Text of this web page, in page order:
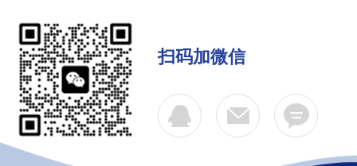
扫码加微信